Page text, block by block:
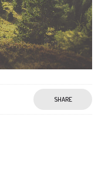
SHARE